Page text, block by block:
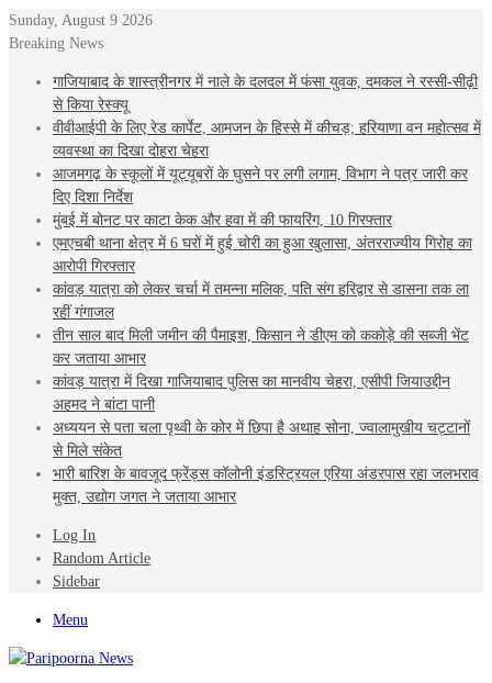
Sunday, August 9 2026
Breaking News
गाजियाबाद के शास्त्रीनगर में नाले के दलदल में फंसा युवक, दमकल ने रस्सी-सीढ़ी
से किया रेस्क्यू
वीवीआईपी के लिए रेड कार्पेट, आमजन के हिस्से में कीचड़; हरियाणा वन महोत्सव में
व्यवस्था का दिखा दोहरा चेहरा
आजमगढ़ के स्‍कूलों में यूट्यूबरों के घुसने पर लगी लगाम, व‍िभाग ने पत्र जारी कर
दि‍ए द‍िशा न‍िर्देश
मुंबई में बोनट पर काटा केक और हवा में की फायरिंग, 10 गिरफ्तार
एमएचबी थाना क्षेत्र में 6 घरों में हुई चोरी का हुआ खुलासा, अंतरराज्यीय गिरोह का
आरोपी गिरफ्तार
कांवड़ यात्रा को लेकर चर्चा में तमन्ना मलिक, पति संग हरिद्वार से डासना तक ला
रहीं गंगाजल
तीन साल बाद मिली जमीन की पैमाइश, किसान ने डीएम को ककोड़े की सब्जी भेंट
कर जताया आभार
कांवड़ यात्रा में दिखा गाजियाबाद पुलिस का मानवीय चेहरा, एसीपी जियाउद्दीन
अहमद ने बांटा पानी
अध्ययन से पता चला पृथ्वी के कोर में छिपा है अथाह सोना, ज्वालामुखीय चट्टानों
से मिले संकेत
भारी बारिश के बावजूद फ्रेंड्स कॉलोनी इंडस्ट्रियल एरिया अंडरपास रहा जलभराव
मुक्त, उद्योग जगत ने जताया आभार
Log In
Random Article
Sidebar
Menu